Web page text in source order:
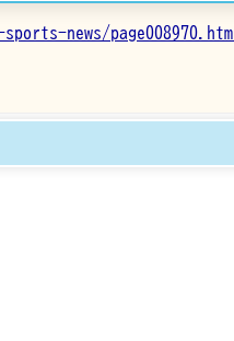
news/page008970.html